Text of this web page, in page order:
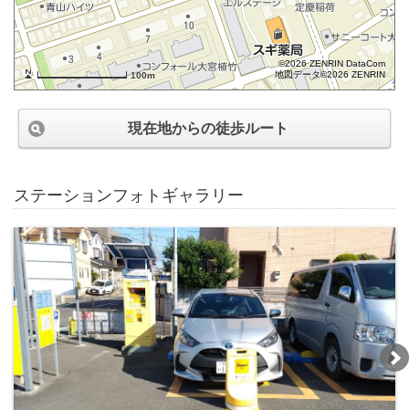
100m
©2026 ZENRIN DataCom
地図データ©2026 ZENRIN
現在地からの徒歩ルート
ステーションフォトギャラリー